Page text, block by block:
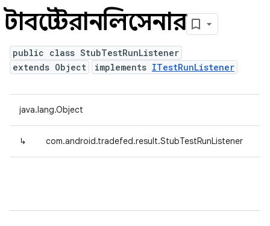
স্টাবটেস্টরানলিসেনার
public class StubTestRunListener
extends Object
implements ITestRunListener
java.lang.Object
↳ com.android.tradefed.result.StubTestRunListener